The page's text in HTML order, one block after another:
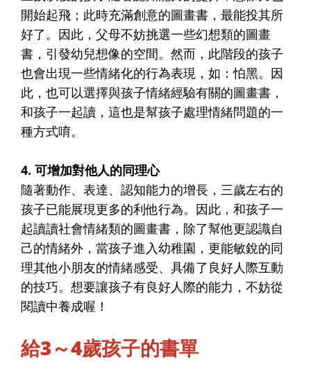
開始起飛；此時充滿創意的圖畫書，最能投其所
好了。因此，父母不妨挑選一些幻想類的圖畫
書，引發幼兒想像的空間。然而，此階段的孩子
也會出現一些情緒化的行為表現，如：怕黑。因
此，也可以選擇與孩子情緒經驗有關的圖畫書，
和孩子一起讀，這也是幫孩子處理情緒問題的一
種方式唷。
4. 可增加對他人的同理心
隨著動作、表達、認知能力的增長，三歲左右的
孩子已能展現更多的利他行為。因此，和孩子一
起讀讀社會情緒類的圖畫書，除了幫他更認識自
己的情緒外，當孩子進入幼稚園，更能敏銳的同
理其他小朋友的情緒感受、具備了良好人際互動
的技巧。想要讓孩子有良好人際的能力，不妨從
閱讀中養成喔！
給3～4歲孩子的書單